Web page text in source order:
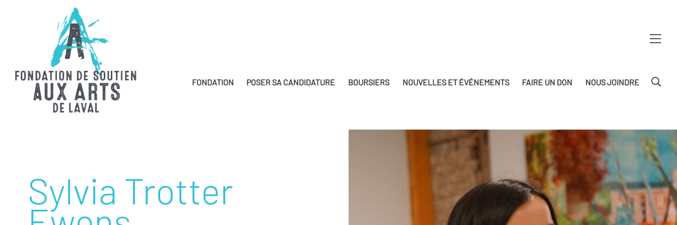
FONDATION POSER SA CANDIDATURE BOURSIERS NOUVELLES ET ÉVÉNEMENTS FAIRE UN DON NOUS JOINDRE
Sylvia Trotter